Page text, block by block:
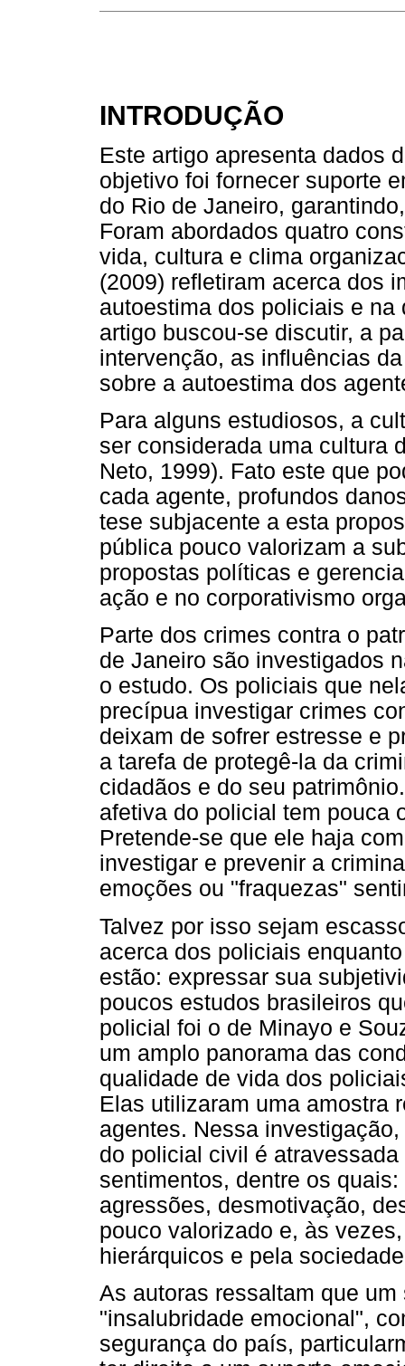
INTRODUÇÃO
Este artigo apresenta dados
objetivo foi fornecer suporte
do Rio de Janeiro,
Foram abordados quatro
vida, cultura e clima
(2009) refletiram acerca dos
autoestima dos policiais e
artigo buscou-se discutir, a
intervenção, as influências
sobre a autoestima dos
Para alguns estudiosos, a
ser considerada uma cultura
Neto, 1999). Fato este que
cada agente, profundos
tese subjacente a esta
pública pouco valorizam a
propostas políticas e
ação e no corporativismo
Parte dos crimes contra o
de Janeiro são investigados
o estudo. Os policiais que
precípua investigar crimes
deixam de sofrer estresse e
a tarefa de protegê-la da
cidadãos e do seu
afetiva do policial tem pouca
Pretende-se que ele haja
investigar e prevenir a
emoções ou "fraquezas"
Talvez por isso sejam
acerca dos policiais
estão: expressar sua
poucos estudos brasileiros
policial foi o de Minayo e
um amplo panorama das
qualidade de vida dos
Elas utilizaram uma amostra
agentes. Nessa
do policial civil é
sentimentos, dentre os
agressões, desmotivação,
pouco valorizado e, às
hierárquicos e pela
As autoras ressaltam que
"insalubridade emocional",
segurança do país,